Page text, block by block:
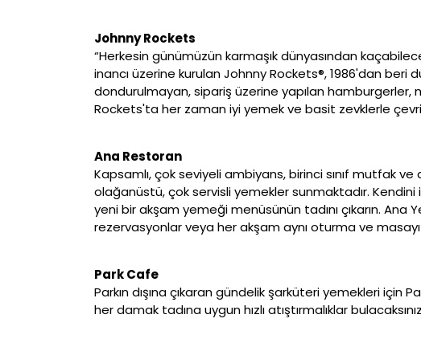
Johnny Rockets
“Herkesin günümüzün karmaşık dünyasından
inancı üzerine kurulan Johnny Rockets®, 1986'dan
dondurulmayan, sipariş üzerine yapılan hamburgerler,
Rockets'ta her zaman iyi yemek ve basit zevklerle
Ana Restoran
Kapsamlı, çok seviyeli ambiyans, birinci sınıf mutfak
olağanüstü, çok servisli yemekler sunmaktadır.
yeni bir akşam yemeği menüsünün tadını çıkarın.
rezervasyonlar veya her akşam aynı oturma ve
Park Cafe
Parkın dışına çıkaran gündelik şarküteri yemekleri
her damak tadına uygun hızlı atıştırmalıklar